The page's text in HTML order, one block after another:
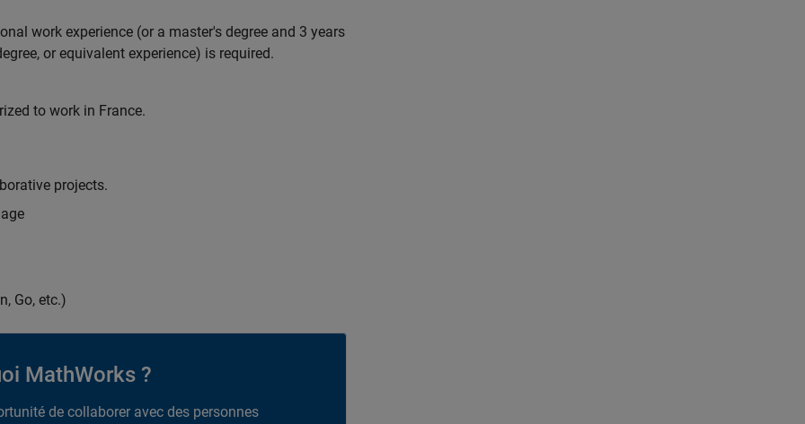
work experience (or a master's degree and 3 years
or equivalent experience) is required.
to work in France.
projects.
Go, etc.)
MathWorks ?
de collaborer avec des personnes